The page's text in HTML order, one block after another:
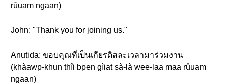
rûuam ngaan)
John: "Thank you for joining us."
Anutida: ขอบคุณที่เป็นเกียรติสละเวลามาร่วมงาน
(khàawp-khun thîi bpen gìiat sà-là wee-laa maa rûuam
ngaan)